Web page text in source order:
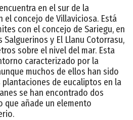
en el sur de la
el concejo de Villaviciosa. Está
con el concejo de Sariegu, en
Salguerinos y El Llanu Cotorrasu,
sobre el nivel del mar. Esta
caracterizado por la
muchos de ellos han sido
de eucaliptos en la
se han encontrado dos
que añade un elemento